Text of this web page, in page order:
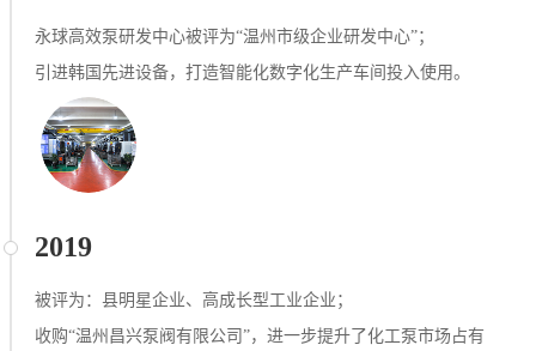
永球高效泵研发中心被评为“温州市级企业研发中心”；
引进韩国先进设备，打造智能化数字化生产车间投入使用。
2019
被评为：县明星企业、高成长型⼯业企业；
收购“温州昌兴泵阀有限公司”，进一步提升了化工泵市场占有